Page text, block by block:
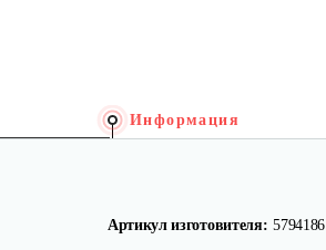
Информация
Артикул изготовителя: 5794186